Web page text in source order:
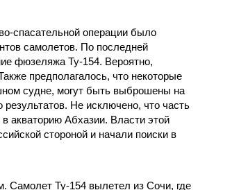
спасательной операции было
самолетов. По последней
фюзеляжа Ту-154. Вероятно,
предполагалось, что некоторые
судне, могут быть выброшены на
Не исключено, что часть
акваторию Абхазии. Власти этой
стороной и начали поиски в
Самолет Ту-154 вылетел из Сочи, где